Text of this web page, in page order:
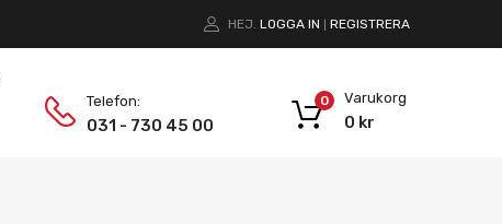
HEJ. LOGGA IN REGISTRERA
Telefon:
031 - 730 45 00
Varukorg
0 kr
0